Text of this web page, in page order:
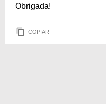
Obrigada!
COPIAR